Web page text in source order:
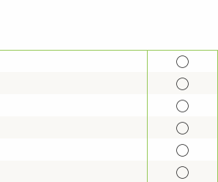
◯
◯
◯
◯
◯
◯